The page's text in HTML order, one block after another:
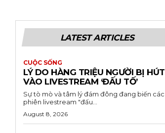
LATEST ARTICLES
CUỘC SỐNG
LÝ DO HÀNG TRIỆU NGƯỜI BỊ HÚT
VÀO LIVESTREAM ‘ĐẤU TỐ’
Sự tò mò và tâm lý đám đông đang biến các
phiên livestream "đấu...
August 8, 2026